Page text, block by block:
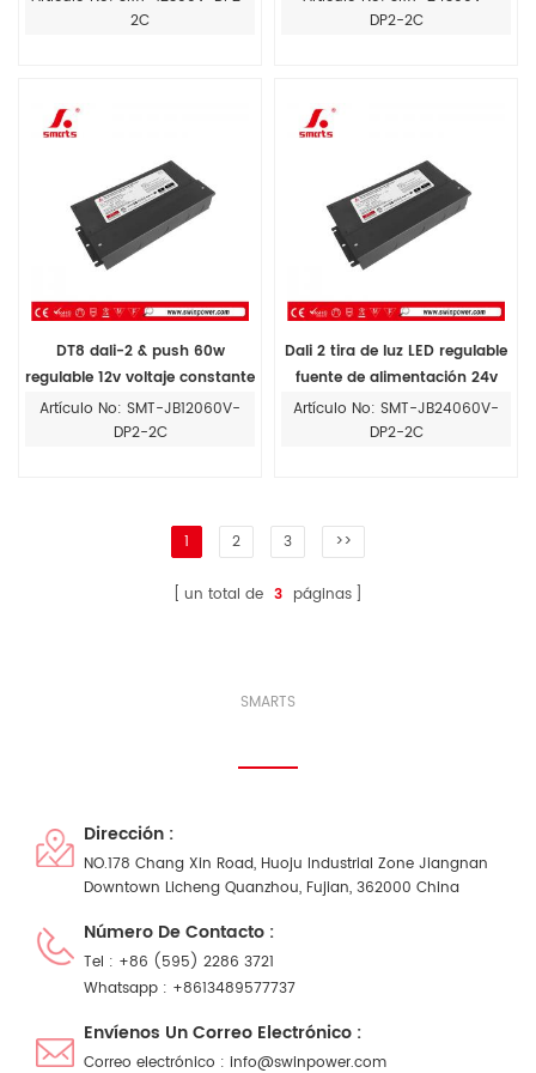
alimentación controlador de
2C
fuente de alimentación led
DP2-2C
DT8 dali-2 & push 60w
regulable 12v voltaje constante
tira de controlador led fuente
de alimentación
Artículo No: SMT-JB12060V-
DP2-2C
Dali 2 tira de luz LED regulable
fuente de alimentación 24v
Clase 2 controlador J-box led
60w
Artículo No: SMT-JB24060V-
DP2-2C
1 2 3 >>
un total de 3 páginas
SMARTS
Dirección :
NO.178 Chang Xin Road, Huoju Industrial Zone Jiangnan
Downtown Licheng Quanzhou, Fujian, 362000 China
Número De Contacto :
Tel : +86 (595) 2286 3721
Whatsapp : +8613489577737
Envíenos Un Correo Electrónico :
Correo electrónico : info@swinpower.com